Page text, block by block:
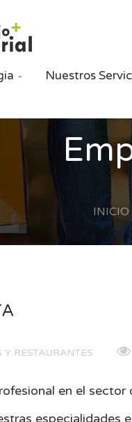
 Nuestros
INICIO
Y RESTAURANTES
en el sector
especialidades